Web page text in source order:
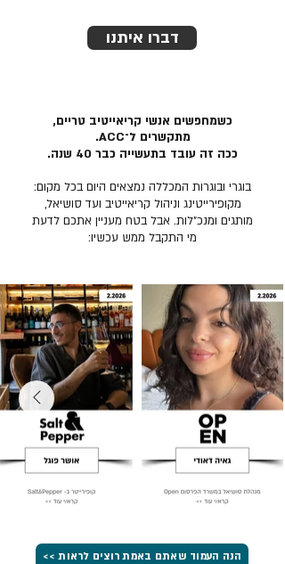
דברו איתנו
כשמחפשים אנשי קריאייטיב טריים,
מתקשרים ל־ACC.
ככה זה עובד בתעשייה כבר 40 שנה.
בוגרי ובוגרות המכללה נמצאים היום בכל מקום:
מקופירייטינג וניהול קריאייטיב ועד סושיאל,
מותגים ומנכ״לות. אבל בטח מעניין אתכם לדעת
מי התקבל ממש עכשיו:
הנה העמוד שאתם באמת רוצים לראות >>